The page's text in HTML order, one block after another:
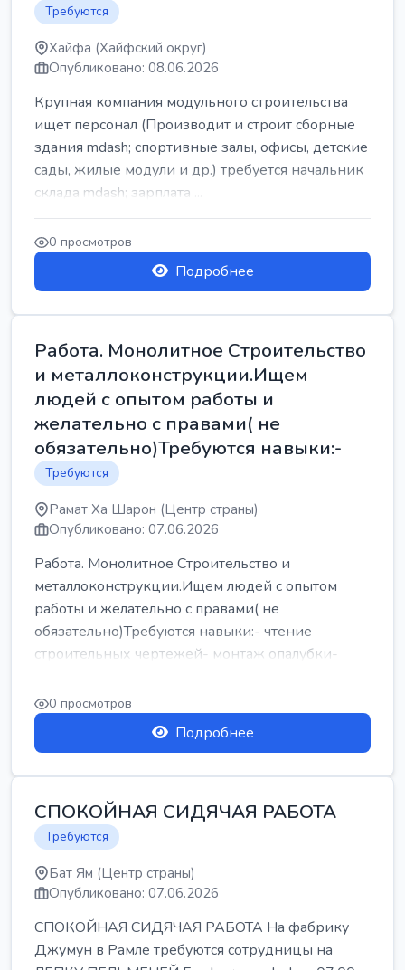
Требуются
Хайфа (Хайфский округ)
Опубликовано: 08.06.2026
Крупная компания модульного строительства
ищет персонал (Производит и строит сборные
здания mdash; спортивные залы, офисы, детские
сады, жилые модули и др.) требуется начальник
склада mdash; зарплата ...
0 просмотров
Подробнее
Работа. Монолитное Строительство
и металлоконструкции.Ищем
людей с опытом работы и
желательно с правами( не
обязательно)Требуются навыки:-
Требуются
Рамат Ха Шарон (Центр страны)
Опубликовано: 07.06.2026
Работа. Монолитное Строительство и
металлоконструкции.Ищем людей с опытом
работы и желательно с правами( не
обязательно)Требуются навыки:- чтение
строительных чертежей- монтаж опалубки-
армокаркасыОпл...
0 просмотров
Подробнее
СПОКОЙНАЯ СИДЯЧАЯ РАБОТА
Требуются
Бат Ям (Центр страны)
Опубликовано: 07.06.2026
СПОКОЙНАЯ СИДЯЧАЯ РАБОТА На фабрику
Джумун в Рамле требуются сотрудницы на